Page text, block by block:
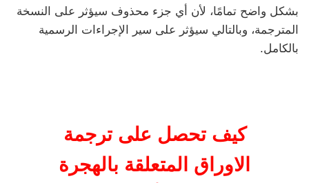
بشكل واضح تمامًا، لأن أي جزء محذوف سيؤثر على النسخة
المترجمة، وبالتالي سيؤثر على سير الإجراءات الرسمية
بالكامل.
كيف تحصل على ترجمة
الاوراق المتعلقة بالهجرة